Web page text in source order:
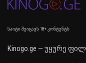
საიტი შეიცავს 18+ კონტენტს
Kinogo.ge — უყურე